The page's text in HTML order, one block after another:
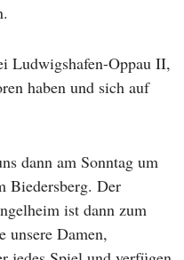
Ludwigshafen-Oppau II,
haben und sich auf
dann am Sonntag um
Biedersberg. Der
ist dann zum
unsere Damen,